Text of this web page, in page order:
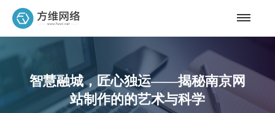
智慧融城，匠心独运——揭秘南京网
站制作的的艺术与科学